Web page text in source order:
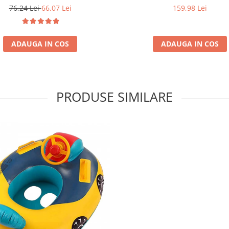
Apa pentru Copii, Plutitoare,
76,24 Lei66,07 Lei
ADAUGA IN COS
Adulti si Copii, Podea Moale
Rezistent
159,98 Lei
ADAUGA IN COS
PRODUSE SIMILARE